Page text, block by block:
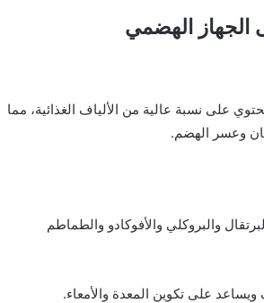
الجهاز الهضمي
على نسبة عالية من الألياف الغذائية، مما
وعسر الهضم.
والبروكلي والأفوكادو والطماطم
على تكوين المعدة والأمعاء.